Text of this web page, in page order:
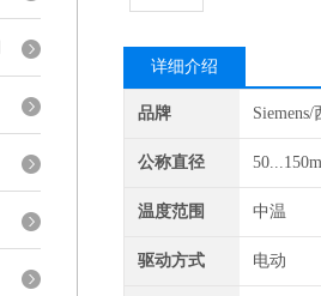
详细介绍
品牌
公称直径
温度范围 中温
驱动方式 电动